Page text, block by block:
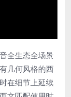
全生态全场景
几何风格的西
在细节上延续